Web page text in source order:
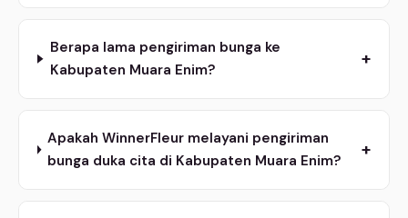
Berapa lama pengiriman bunga ke
Kabupaten Muara Enim?
+
Apakah WinnerFleur melayani pengiriman
bunga duka cita di Kabupaten Muara Enim?
+